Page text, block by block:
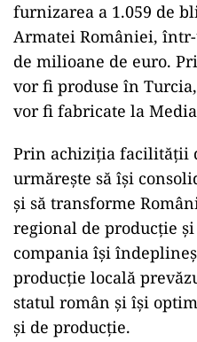
furnizarea a 1.059 de
Armatei României,
de milioane de euro.
vor fi produse în
vor fi fabricate la
Prin achiziția facilității
urmărește să își
și să transforme
regional de producție
compania își
producție locală
statul român și își
și de producție.